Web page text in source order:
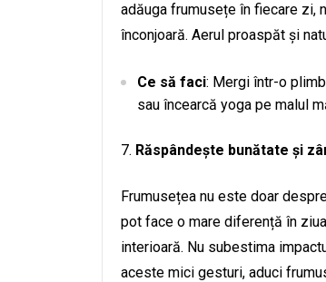
adăuga frumusețe în fiecare zi,
înconjoară. Aerul proaspăt și
Ce să faci: Mergi într-o
sau încearcă yoga pe malul
Răspândește bunătate și
Frumusețea nu este doar
pot face o mare diferență în
interioară. Nu subestima
aceste mici gesturi, aduci